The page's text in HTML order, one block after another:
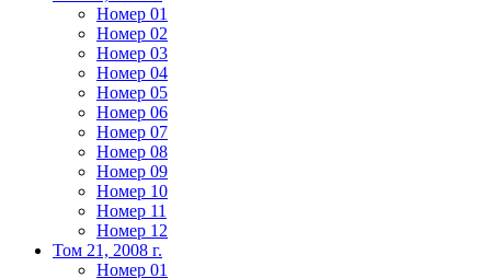
Номер 01
Номер 02
Номер 03
Номер 04
Номер 05
Номер 06
Номер 07
Номер 08
Номер 09
Номер 10
Номер 11
Номер 12
Том 21, 2008 г.
Номер 01